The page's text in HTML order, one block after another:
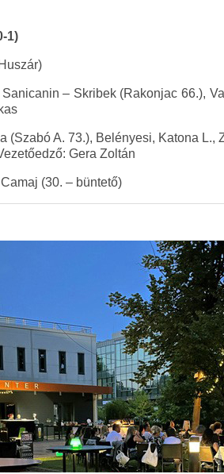
1)
– Skribek (Rakonjac 66.),
(Szabó A. 73.), Belényesi, Katona L.,
Gera Zoltán
(30. – büntető)